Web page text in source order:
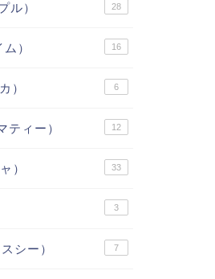
ル） 28
） 16
） 6
ィー） 12
） 33
3
シー） 7